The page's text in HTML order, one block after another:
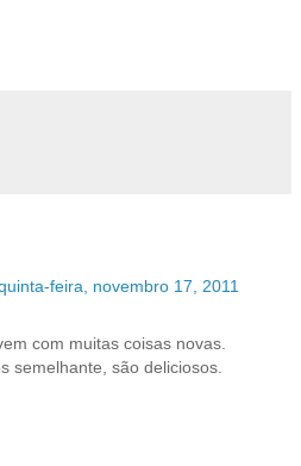
feira, novembro 17, 2011
com muitas coisas novas.
semelhante, são deliciosos.